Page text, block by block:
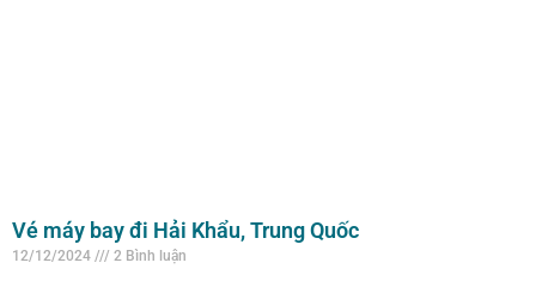
Vé máy bay đi Hải Khẩu, Trung Quốc
12/12/2024 2 Bình luận